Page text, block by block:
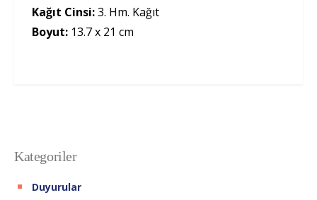
Kağıt Cinsi:3. Hm. Kağıt
Boyut: 13.7 x 21 cm
Kategoriler
Duyurular